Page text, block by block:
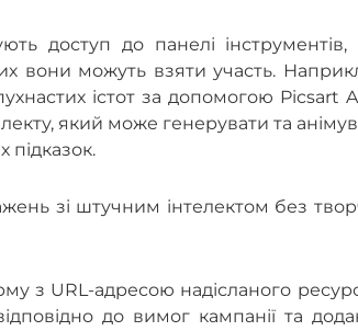
доступ до панелі інструментів,
вони можуть взяти участь.
істот за допомогою Picsart
який може генерувати та
підказок.
зі штучним інтелектом без
з URL-адресою надісланого
до вимог кампанії та